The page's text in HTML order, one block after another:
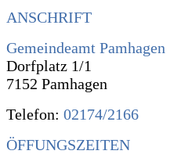
ANSCHRIFT
Gemeindeamt Pamhagen
Dorfplatz 1/1
7152 Pamhagen
Telefon: 02174/2166
ÖFFUNGSZEITEN